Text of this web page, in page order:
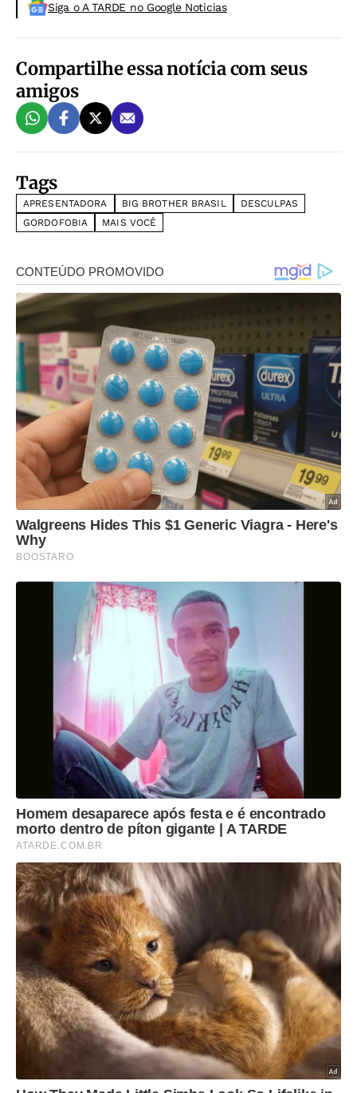
Siga o A TARDE no Google Noticias
Compartilhe essa notícia com seus
amigos
Tags
APRESENTADORA BIG BROTHER BRASIL
DESCULPAS
GORDOFOBIA
MAIS VOCÊ